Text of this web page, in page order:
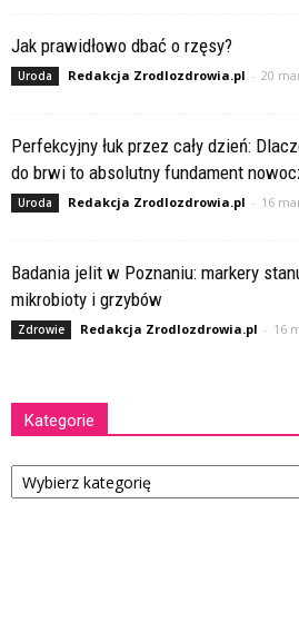
Jak prawidłowo dbać o rzęsy?
Uroda Redakcja Zrodlozdrowia.pl - 20
Perfekcyjny łuk przez cały dzień:
do brwi to absolutny fundament
Uroda Redakcja Zrodlozdrowia.pl - 16
Badania jelit w Poznaniu: markery
mikrobioty i grzybów
Zdrowie Redakcja Zrodlozdrowia.pl - 16
Kategorie
Kategorie